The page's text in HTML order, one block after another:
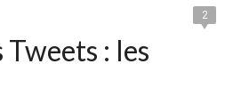
tomber !
2
: les